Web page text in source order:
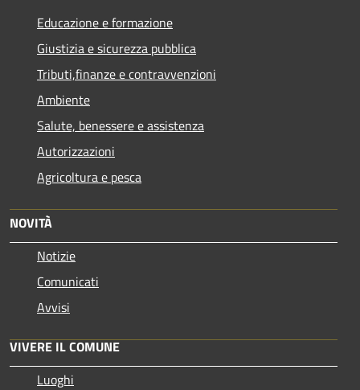
Educazione e formazione
Giustizia e sicurezza pubblica
Tributi,finanze e contravvenzioni
Ambiente
Salute, benessere e assistenza
Autorizzazioni
Agricoltura e pesca
NOVITÀ
Notizie
Comunicati
Avvisi
VIVERE IL COMUNE
Luoghi